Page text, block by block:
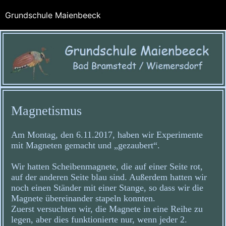
Magnetismus
Am Montag, den 6.11.2017, haben wir Experimente
mit Magneten gemacht und „gezaubert“.
Wir hatten Scheibenmagnete, die auf einer Seite rot,
auf der anderen Seite blau sind. Außerdem hatten wir
noch einen Ständer mit einer Stange, so dass wir die
Magnete übereinander stapeln konnten.
Zuerst versuchten wir, die Magnete in eine Reihe zu
legen, aber dies funktionierte nur, wenn jeder 2.
Grundschule Maienbeeck